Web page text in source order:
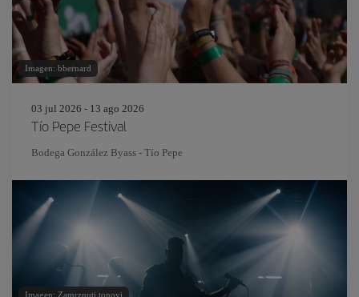
Imagen: bbernard
03 jul 2026 - 13 ago 2026
Tío Pepe Festival
Bodega González Byass - Tío Pepe
Imagen: Zamrznuti tonovi